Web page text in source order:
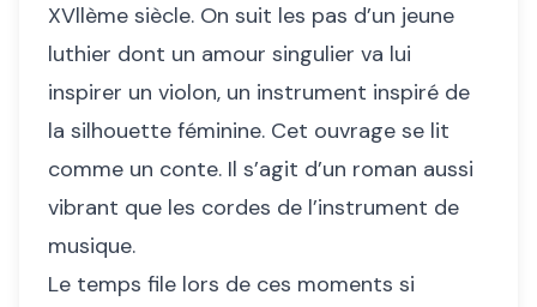
XVllème siècle. On suit les pas d’un jeune
luthier dont un amour singulier va lui
inspirer un violon, un instrument inspiré de
la silhouette féminine. Cet ouvrage se lit
comme un conte. Il s’agit d’un roman aussi
vibrant que les cordes de l’instrument de
musique.
Le temps file lors de ces moments si